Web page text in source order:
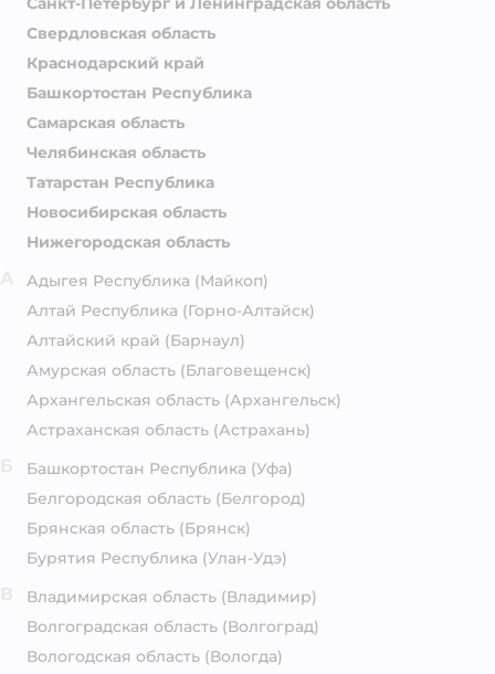
Свердловская область
Краснодарский край
Башкортостан Республика
Самарская область
Челябинская область
Татарстан Республика
Новосибирская область
Нижегородская область
Адыгея Республика (Майкоп)
Алтай Республика (Горно-Алтайск)
Алтайский край (Барнаул)
Амурская область (Благовещенск)
Архангельская область (Архангельск)
Астраханская область (Астрахань)
Башкортостан Республика (Уфа)
Белгородская область (Белгород)
Брянская область (Брянск)
Бурятия Республика (Улан-Удэ)
Владимирская область (Владимир)
Волгоградская область (Волгоград)
Вологодская область (Вологда)